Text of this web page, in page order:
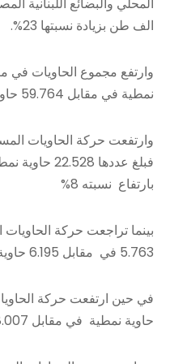
الف طن بزيادة نسبتها 23%.
نمطية في مقابل 59.764 حاوية، أي بنمو 8 %.
وارتفعت حركة الحاويات
بارتفاع نسبته 8%
بينما تراجعت حركة الحاويات
5.763 في مقابل 6.195 حاوية نمطية اي بانخفاض نسبته 7%.
حاوية نمطية في مقابل 18.007 حاوية، اي بنمو نسبته 5%.